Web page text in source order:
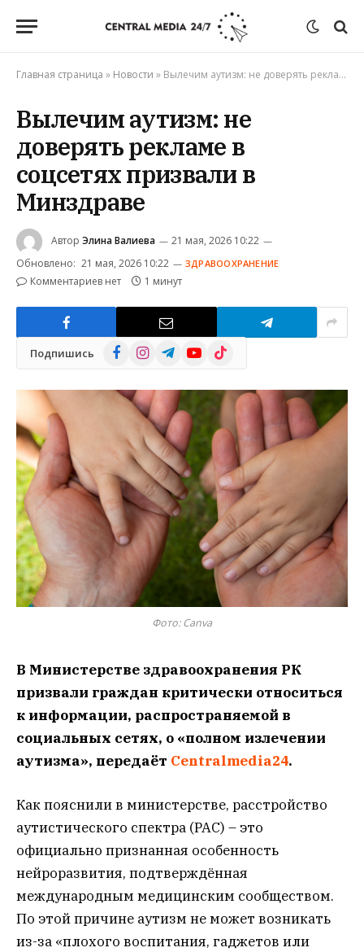
Главная страница » Новости » Вылечим аутизм: не доверять рекламе в соцсетях призвали в Минздраве
Вылечим аутизм: не
доверять рекламе в
соцсетях призвали в
Минздраве
Автор Элина Валиева
21 мая, 2026 10:22
Обновлено: 21 мая, 2026 10:22 ЗДРАВООХРАНЕНИЕ
Комментариев нет 1 минут
Подпишись FacebookInstagramTelegramYouTube
TikTok
Фото: Canva
В Министерстве здравоохранения РК
призвали граждан критически относиться
к информации, распространяемой в
социальных сетях, о «полном излечении
аутизма», передаёт Centralmedia24.
Как пояснили в министерстве, расстройство
аутистического спектра (РАС) – это
официально признанная особенность
нейроразвития, подтверждённая
международным медицинским сообществом.
По этой причине аутизм не может возникать
из-за «плохого воспитания, гаджетов или